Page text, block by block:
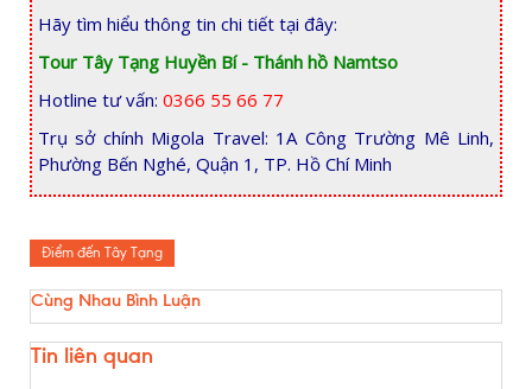
Hãy tìm hiểu thông tin chi tiết tại đây:
Tour Tây Tạng Huyền Bí - Thánh hồ Namtso
Hotline tư vấn: 0366 55 66 77
Trụ sở chính Migola Travel: 1A Công Trường Mê Linh,
Phường Bến Nghé, Quận 1, TP. Hồ Chí Minh
Điểm đến Tây Tạng
Cùng Nhau Bình Luận
Tin liên quan